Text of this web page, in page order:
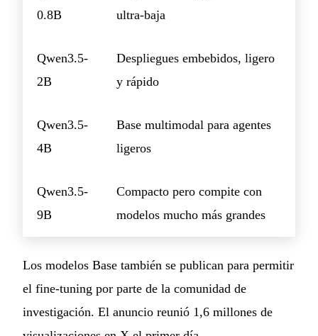
0.8B
ultra-baja
Qwen3.5-
2B
Despliegues embebidos, ligero
y rápido
Qwen3.5-
4B
Base multimodal para agentes
ligeros
Qwen3.5-
9B
Compacto pero compite con
modelos mucho más grandes
Los modelos Base también se publican para permitir
el fine-tuning por parte de la comunidad de
investigación. El anuncio reunió 1,6 millones de